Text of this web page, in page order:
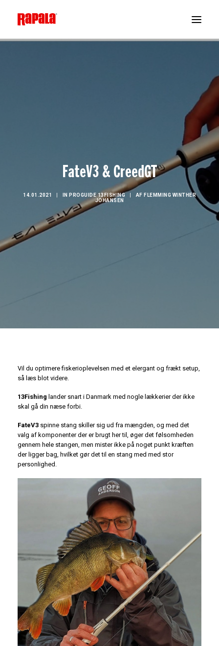
FateV3 & CreedGT
14.01.2021 IN PROGUIDE 13FISHING AF FLEMMING WINTHER
JOHANSEN
Vil du optimere fiskerioplevelsen med et elergant og frækt setup,
så læs blot videre.
13Fishing lander snart i Danmark med nogle lækkerier der ikke
skal gå din næse forbi.
FateV3 spinne stang skiller sig ud fra mængden, og med det
valg af komponenter der er brugt her til, øger det følsomheden
gennem hele stangen, men mister ikke på noget punkt kræften
der ligger bag, hvilket gør det til en stang med med stor
personlighed.